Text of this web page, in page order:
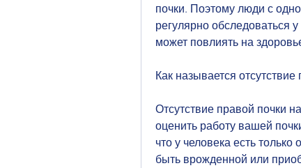
почки. Поэтому люди с
регулярно обследоваться
может повлиять на
Как называется отсутствие
Отсутствие правой почки
оценить работу вашей
что у человека есть
быть врожденной или